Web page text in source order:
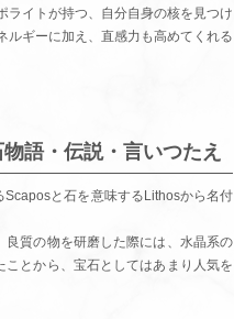
ライトが持つ、自分自身の核を見つけ
ルギーに加え、直感力も高めてくれる
語・伝説・言いつたえ
と石を意味するLithosから名付
質の物を研磨した際には、水晶系の
とから、宝石としてはあまり人気を